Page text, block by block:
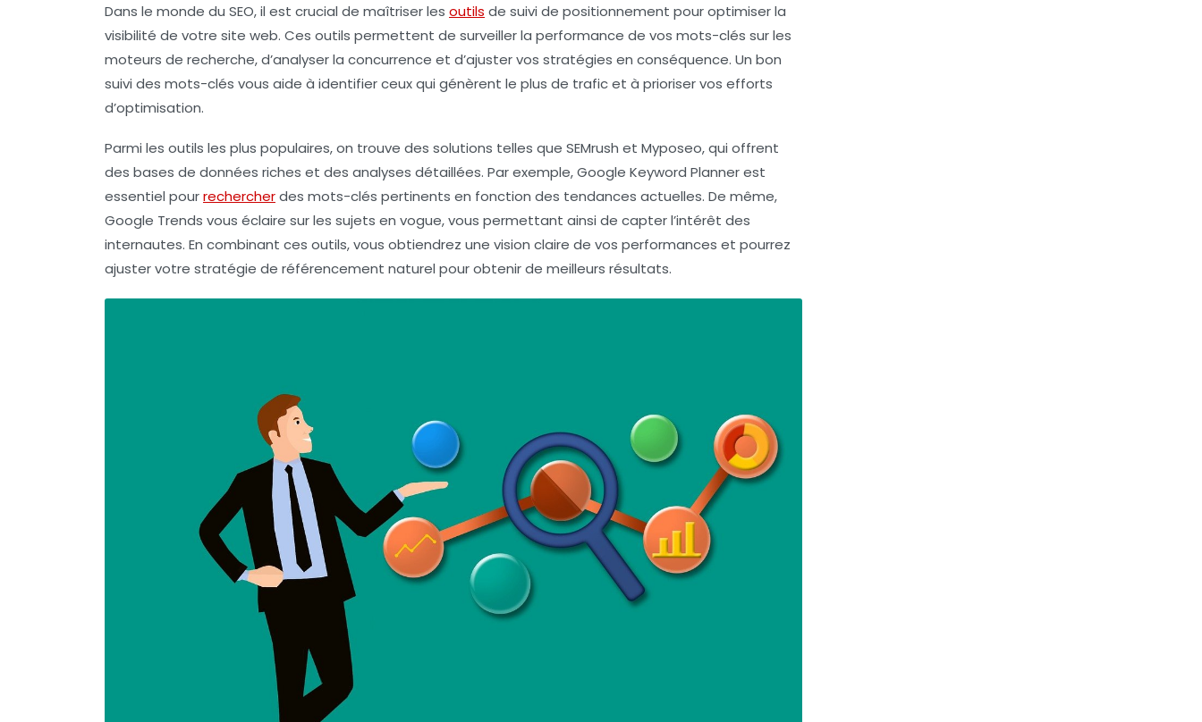
Dans le monde du SEO, il est crucial de maîtriser les outils de suivi de positionnement pour optimiser la
visibilité de votre site web. Ces outils permettent de surveiller la performance de vos mots-clés sur les
moteurs de recherche, d’analyser la concurrence et d’ajuster vos stratégies en conséquence. Un bon
suivi des mots-clés vous aide à identifier ceux qui génèrent le plus de trafic et à prioriser vos efforts
d’optimisation.
Parmi les outils les plus populaires, on trouve des solutions telles que SEMrush et Myposeo, qui offrent
des bases de données riches et des analyses détaillées. Par exemple,Google Keyword Plannerest
essentiel pourrechercherdes mots-clés pertinents en fonction des tendances actuelles. De même,
Google Trends vous éclaire sur les sujets en vogue, vous permettant ainsi de capter l’intérêt des
internautes. En combinant ces outils, vous obtiendrez une vision claire de vos performances et pourrez
ajuster votre stratégie de référencement naturel pour obtenir de meilleurs résultats.